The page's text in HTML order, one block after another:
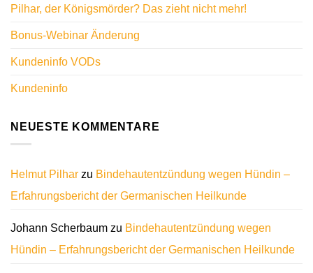
Pilhar, der Königsmörder? Das zieht nicht mehr!
Bonus-Webinar Änderung
Kundeninfo VODs
Kundeninfo
NEUESTE KOMMENTARE
Helmut Pilhar zu Bindehautentzündung wegen Hündin –
Erfahrungsbericht der Germanischen Heilkunde
Johann Scherbaum zu Bindehautentzündung wegen
Hündin – Erfahrungsbericht der Germanischen Heilkunde